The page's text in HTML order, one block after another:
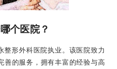
个医院？
整形外科医院执业。该医院致力
善的服务，拥有丰富的经验与高